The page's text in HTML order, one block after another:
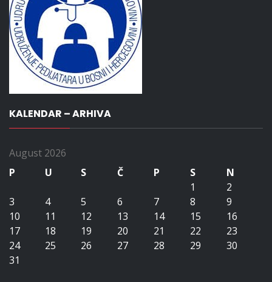
KALENDAR – ARHIVA
August 2026
P
U S Č P S
N
1
2
3
4 5 6 7 8
9
10
11 12 13 14 15
16
17
18 19 20 21 22
23
24
25 26 27 28 29
30
31